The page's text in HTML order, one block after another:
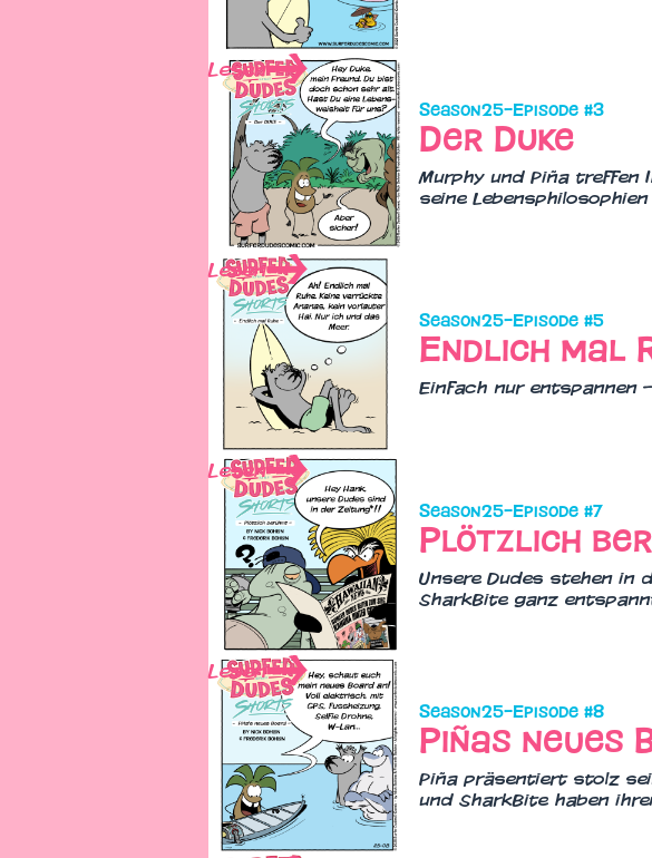
Season25–Episode #3
Der Duke
Murphy und Piña treffen
seine
Lesen
Season25–Episode #5
Endlich mal
Einfach nur entspannen
Lesen
Season25–Episode #7
Plötzlich
Unsere Dudes stehen in
SharkBite ganz
Lesen
Season25–Episode #8
Piñas neues
Piña präsentiert stolz
und SharkBite haben
Lesen